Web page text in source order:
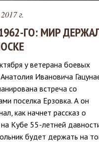
г.
ГО: МИР
у ветерана боевых
Ивановича
встреча со
поселка Ерзовка. А он
как начнет рассказ о
Кубе 55-летней
будет держать на